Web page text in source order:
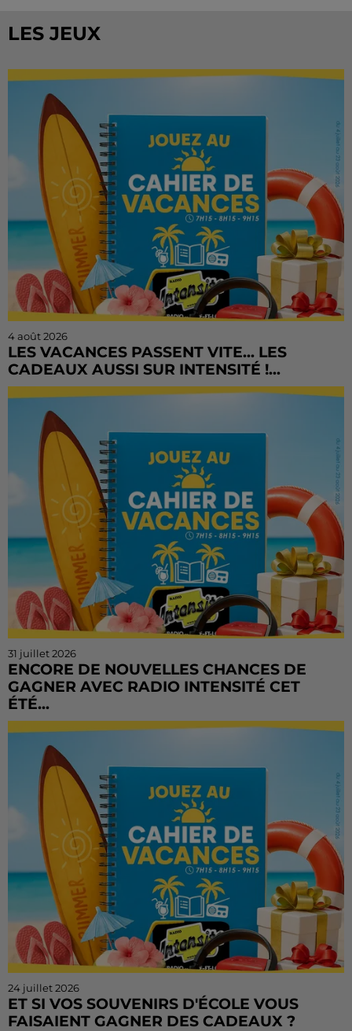
LES JEUX
4 août 2026
LES VACANCES PASSENT VITE... LES
CADEAUX AUSSI SUR INTENSITÉ !...
L'été file à toute vitesse, mais il est encore temps de
sur Radio Intensité avec des centaines de...
31 juillet 2026
ENCORE DE NOUVELLES CHANCES DE
GAGNER AVEC RADIO INTENSITÉ CET
ÉTÉ...
Vous n'avez pas encore tenté votre chance ? Ou vous
Vacances continue sur Radio Intensité ! Chaque
matin, de...
24 juillet 2026
ET SI VOS SOUVENIRS D'ÉCOLE VOUS
FAISAIENT GAGNER DES CADEAUX ?